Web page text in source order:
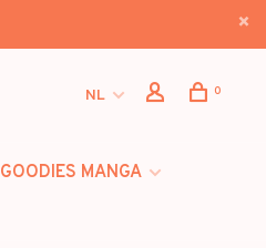
NL 0
GOODIES MANGA